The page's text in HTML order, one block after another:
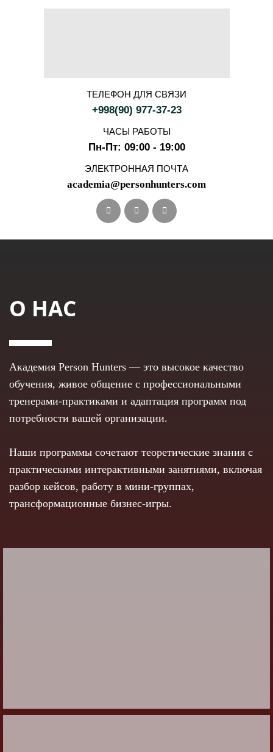
ТЕЛЕФОН ДЛЯ СВЯЗИ
+998(90) 977-37-23
ЧАСЫ РАБОТЫ
Пн-Пт: 09:00 - 19:00
ЭЛЕКТРОННАЯ ПОЧТА
academia@personhunters.com
О НАС
Академия Person Hunters — это высокое качество
обучения, живое общение с профессиональными
тренерами-практиками и адаптация программ под
потребности вашей организации.
Наши программы сочетают теоретические знания с
практическими интерактивными занятиями, включая
разбор кейсов, работу в мини-группах,
трансформационные бизнес-игры.